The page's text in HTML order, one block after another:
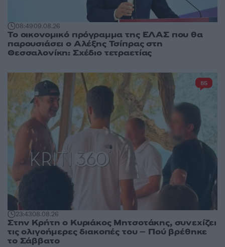
08:4909.08.26
Το οικονομικό πρόγραμμα της ΕΛΑΣ που θα
παρουσιάσει ο Αλέξης Τσίπρας στη
Θεσσαλονίκη: Σχέδιο τετραετίας
23:4308.08.26
Στην Κρήτη ο Κυριάκος Μητσοτάκης, συνεχίζει
τις ολιγοήμερες διακοπές του – Πού βρέθηκε
το Σάββατο
85